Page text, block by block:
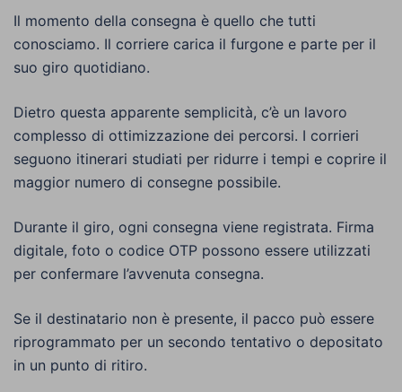
Il momento della consegna è quello che tutti
conosciamo. Il corriere carica il furgone e parte per il
suo giro quotidiano.
Dietro questa apparente semplicità, c’è un lavoro
complesso di ottimizzazione dei percorsi. I corrieri
seguono itinerari studiati per ridurre i tempi e coprire il
maggior numero di consegne possibile.
Durante il giro, ogni consegna viene registrata. Firma
digitale, foto o codice OTP possono essere utilizzati
per confermare l’avvenuta consegna.
Se il destinatario non è presente, il pacco può essere
riprogrammato per un secondo tentativo o depositato
in un punto di ritiro.